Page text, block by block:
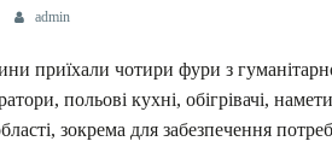
admin
приїхали чотири фури з
польові кухні, обігрівачі,
зокрема для забезпечення